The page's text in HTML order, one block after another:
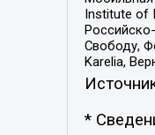
Institute of
Свободу,
Karelia,
*